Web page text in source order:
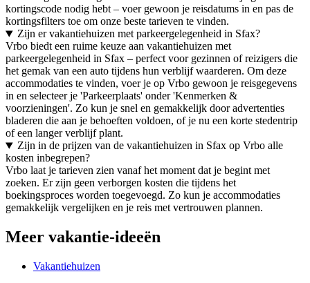
kortingscode nodig hebt – voer gewoon je reisdatums in en pas de
kortingsfilters toe om onze beste tarieven te vinden.
Zijn er vakantiehuizen met parkeergelegenheid in Sfax?
Vrbo biedt een ruime keuze aan vakantiehuizen met
parkeergelegenheid in Sfax – perfect voor gezinnen of reizigers die
het gemak van een auto tijdens hun verblijf waarderen. Om deze
accommodaties te vinden, voer je op Vrbo gewoon je reisgegevens
in en selecteer je 'Parkeerplaats' onder 'Kenmerken &
voorzieningen'. Zo kun je snel en gemakkelijk door advertenties
bladeren die aan je behoeften voldoen, of je nu een korte stedentrip
of een langer verblijf plant.
Zijn in de prijzen van de vakantiehuizen in Sfax op Vrbo alle
kosten inbegrepen?
Vrbo laat je tarieven zien vanaf het moment dat je begint met
zoeken. Er zijn geen verborgen kosten die tijdens het
boekingsproces worden toegevoegd. Zo kun je accommodaties
gemakkelijk vergelijken en je reis met vertrouwen plannen.
Meer vakantie-ideeën
Vakantiehuizen